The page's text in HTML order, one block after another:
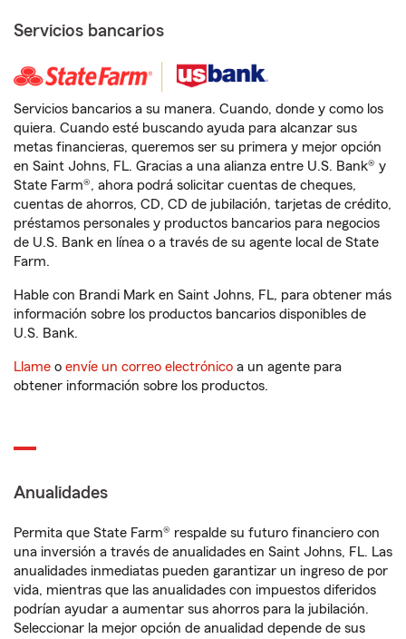
Servicios bancarios
Servicios bancarios a su manera. Cuando, donde y como los
quiera. Cuando esté buscando ayuda para alcanzar sus
metas financieras, queremos ser su primera y mejor opción
en Saint Johns, FL. Gracias a una alianza entre U.S. Bank® y
State Farm®, ahora podrá solicitar cuentas de cheques,
cuentas de ahorros, CD, CD de jubilación, tarjetas de crédito,
préstamos personales y productos bancarios para negocios
de U.S. Bank en línea o a través de su agente local de State
Farm.
Hable con Brandi Mark en Saint Johns, FL, para obtener más
información sobre los productos bancarios disponibles de
U.S. Bank.
Llame o envíe un correo electrónico a un agente para
obtener información sobre los productos.
Anualidades
Permita que State Farm® respalde su futuro financiero con
una inversión a través de anualidades en Saint Johns, FL. Las
anualidades inmediatas pueden garantizar un ingreso de por
vida, mientras que las anualidades con impuestos diferidos
podrían ayudar a aumentar sus ahorros para la jubilación.
Seleccionar la mejor opción de anualidad depende de sus